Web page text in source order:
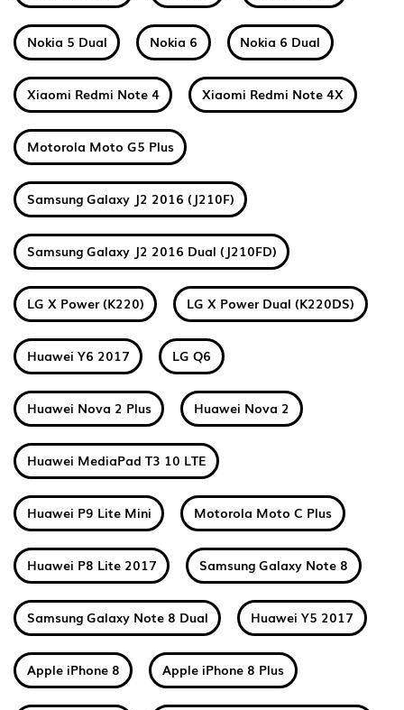
Nokia 5 Dual Nokia 6 Nokia 6 Dual
Xiaomi Redmi Note 4 Xiaomi Redmi Note 4X
Motorola Moto G5 Plus
Samsung Galaxy J2 2016 (J210F)
Samsung Galaxy J2 2016 Dual (J210FD)
LG X Power (K220) LG X Power Dual (K220DS)
Huawei Y6 2017 LG Q6
Huawei Nova 2 Plus Huawei Nova 2
Huawei MediaPad T3 10 LTE
Huawei P9 Lite Mini Motorola Moto C Plus
Huawei P8 Lite 2017 Samsung Galaxy Note 8
Samsung Galaxy Note 8 Dual Huawei Y5 2017
Apple iPhone 8 Apple iPhone 8 Plus